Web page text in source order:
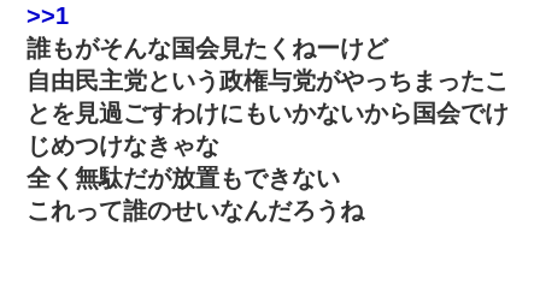
>>1
誰もがそんな国会見たくねーけど
自由民主党という政権与党がやっちまったこ
とを見過ごすわけにもいかないから国会でけ
じめつけなきゃな
全く無駄だが放置もできない
これって誰のせいなんだろうね